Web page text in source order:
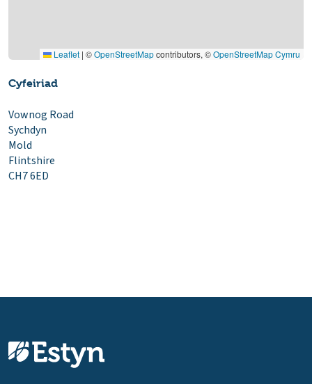
Leaflet | ©OpenStreetMapcontributors, ©OpenStreetMap Cymru
Cyfeiriad
Vownog Road
Sychdyn
Mold
Flintshire
CH7 6ED